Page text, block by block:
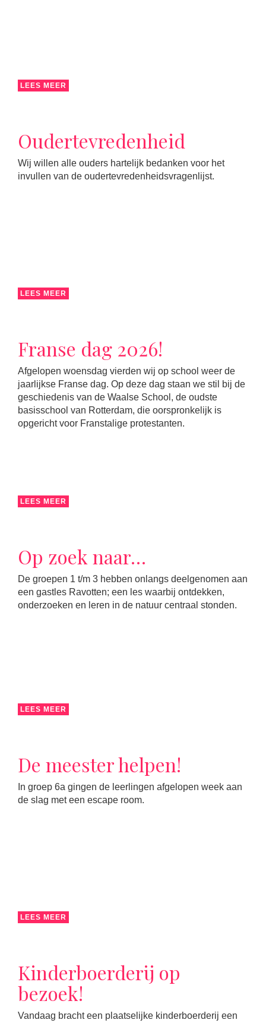
LEES MEER
Oudertevredenheid
Wij willen alle ouders hartelijk bedanken voor het
invullen van de oudertevredenheidsvragenlijst.
LEES MEER
Franse dag 2026!
Afgelopen woensdag vierden wij op school weer de
jaarlijkse Franse dag. Op deze dag staan we stil bij de
geschiedenis van de Waalse School, de oudste
basisschool van Rotterdam, die oorspronkelijk is
opgericht voor Franstalige protestanten.
LEES MEER
Op zoek naar…
De groepen 1 t/m 3 hebben onlangs deelgenomen aan
een gastles Ravotten; een les waarbij ontdekken,
onderzoeken en leren in de natuur centraal stonden.
LEES MEER
De meester helpen!
In groep 6a gingen de leerlingen afgelopen week aan
de slag met een escape room.
LEES MEER
Kinderboerderij op
bezoek!
Vandaag bracht een plaatselijke kinderboerderij een